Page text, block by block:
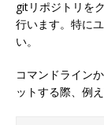
gitリポジトリを
行います。特に
い。
コマンドライン
ットする際、例